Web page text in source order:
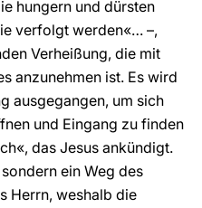
hungern und dürsten
verfolgt werden«… –,
Verheißung, die mit
anzunehmen ist. Es wird
ausgegangen, um sich
und Eingang zu finden
das Jesus ankündigt.
ein Weg des
Herrn, weshalb die